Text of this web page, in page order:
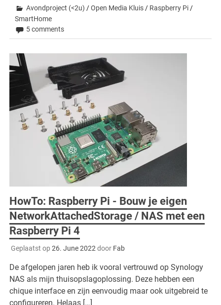
Avondproject (<2u) /Open Media Kluis/ Raspberry Pi/
SmartHome
5 comments
HowTo: Raspberry Pi - Bouw je eigen
NetworkAttachedStorage / NAS met een
Raspberry Pi 4
Geplaatst op 26. June 2022 door Fab
De afgelopen jaren heb ik vooral vertrouwd op Synology
NAS als mijn thuisopslagoplossing. Deze hebben een
chique interface en zijn eenvoudig maar ook uitgebreid te
configureren. Helaas […]